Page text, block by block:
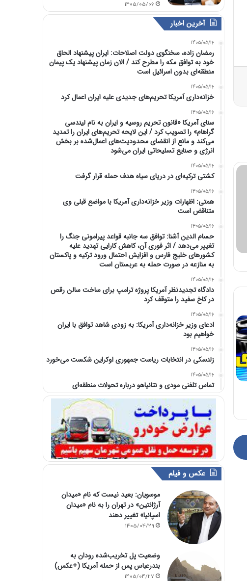
1405/05/06
آخرین اخبار
1405/05/16
رمضان زاده، سخنگوی دولت اصلاحات: ایران پیشنهاد الحاق
خود به توافق مکه را مطرح کند / الان زمان پیشنهاد یک پیمان
منطقه‌ای بدون اسرائیل است
1405/05/16
خزانه‌داری آمریکا تحریم‌های جدیدی علیه ایران اعمال کرد
1405/05/16
سنای آمریکا «قانون تحریم روسیه و ایران به نام لیندسی
گراهام» را تصویب کرد / این لایحه تحریم‌های ایران را تمدید
می‌کند و مانع از انقضای محدودیت‌های اعمال‌شده بر بخش
انرژی و صنایع تسلیحاتی ایران می‌شود
1405/05/16
کشتی ترکیه‌ای در دریای سیاه هدف حمله قرار گرفت
1405/05/16
همتی: اظهارات وزیر خزانه‌داری آمریکا با مواضع قبلی وی
متناقض است
1405/05/16
حسام الدین آشنا: توافق سه جانبه قواعد پیرامونی جنگ را
تغییر می‌دهد / اثر فوری آن، کاهش کارایی تهدید علیه
کشور‌های خلیج فارس و افزایش احتمال ورود ترکیه و پاکستان
به منازعه در صورت حمله به عربستان است
1405/05/16
دادگاه تجدیدنظر آمریکا پروژه ترامپ برای ساخت سالن رقص
در کاخ سفید را متوقف کرد
1405/05/16
ادعای وزیر خزانه‌داری آمریکا: به زودی شاهد توافق با ایران
خواهیم بود
1405/05/16
زلنسکی در انتخابات ریاست جمهوری اوکراین شکست می‌خورد
1405/05/16
تماس تلفنی مودی و نتانیاهو درباره تحولات منطقه‌ای
عکس و فیلم
موسویان: بعید نیست که نام «میدان
آرژانتین» در تهران را به نام «میدان
اسپانیا» تغییر دهند
1405/04/29
وضعیت پل تخریب‌شده رودان به
بندرعباس پس از حمله آمریکا (+عکس)
1405/04/27